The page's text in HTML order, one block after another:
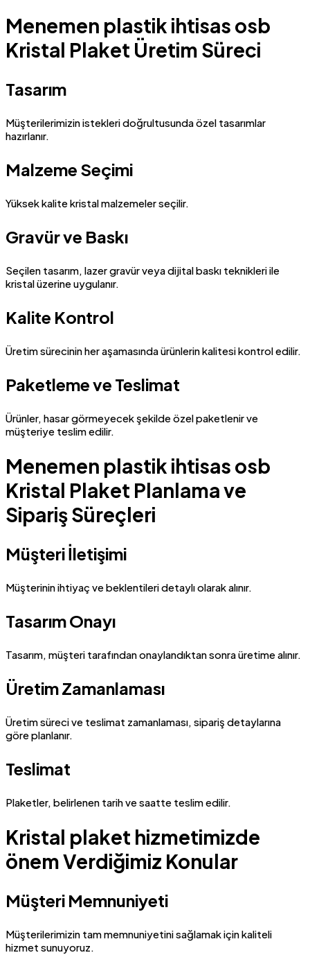
Menemen plastik ihtisas osb
Kristal Plaket Üretim Süreci
Tasarım
Müşterilerimizin istekleri doğrultusunda özel tasarımlar
hazırlanır.
Malzeme Seçimi
Yüksek kalite kristal malzemeler seçilir.
Gravür ve Baskı
Seçilen tasarım, lazer gravür veya dijital baskı teknikleri ile
kristal üzerine uygulanır.
Kalite Kontrol
Üretim sürecinin her aşamasında ürünlerin kalitesi kontrol edilir.
Paketleme ve Teslimat
Ürünler, hasar görmeyecek şekilde özel paketlenir ve
müşteriye teslim edilir.
Menemen plastik ihtisas osb
Kristal Plaket Planlama ve
Sipariş Süreçleri
Müşteri İletişimi
Müşterinin ihtiyaç ve beklentileri detaylı olarak alınır.
Tasarım Onayı
Tasarım, müşteri tarafından onaylandıktan sonra üretime alınır.
Üretim Zamanlaması
Üretim süreci ve teslimat zamanlaması, sipariş detaylarına
göre planlanır.
Teslimat
Plaketler, belirlenen tarih ve saatte teslim edilir.
Kristal plaket hizmetimizde
önem Verdiğimiz Konular
Müşteri Memnuniyeti
Müşterilerimizin tam memnuniyetini sağlamak için kaliteli
hizmet sunuyoruz.